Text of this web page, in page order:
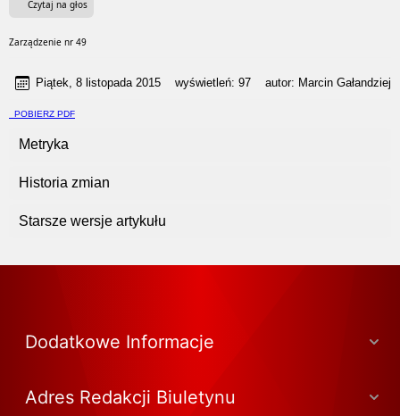
Czytaj na głos
Zarządzenie nr 49
Piątek, 8 listopada 2015 wyświetleń: 97 autor: Marcin Gałandziej
POBIERZ PDF
Metryka
Historia zmian
Starsze wersje artykułu
Dodatkowe Informacje
Adres Redakcji Biuletynu